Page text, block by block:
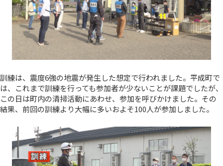
訓練は、震度6強の地震が発生した想定で行われました。平成町で
は、これまで訓練を行っても参加者が少ないことが課題でしたが、
この日は町内の清掃活動にあわせ、参加を呼びかけました。その
結果、前回の訓練より大幅に多いおよそ100人が参加しました。